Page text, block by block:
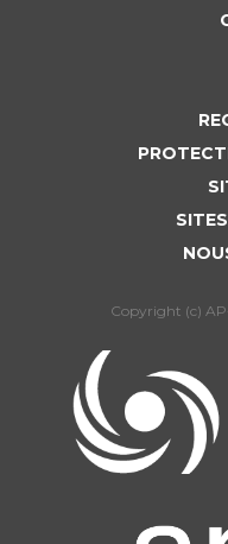
Copyright (c)